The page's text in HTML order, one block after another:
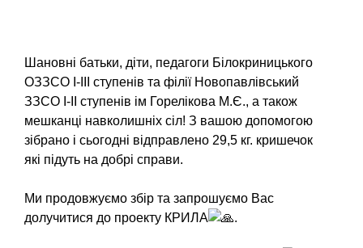
Шановні батьки, діти, педагоги Білокриницького
ОЗЗСО І-ІІІ ступенів та філії Новопавлівський
ЗЗСО І-ІІ ступенів ім Горелікова М.Є., а також
мешканці навколишніх сіл! З вашою допомогою
зібрано і сьогодні відправлено 29,5 кг. кришечок
які підуть на добрі справи.
Ми продовжуємо збір та запрошуємо Вас
долучитися до проекту КРИЛА
.